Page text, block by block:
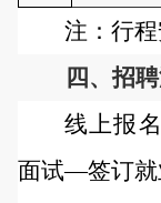
注：行
四、招
线上报
面试—签订就